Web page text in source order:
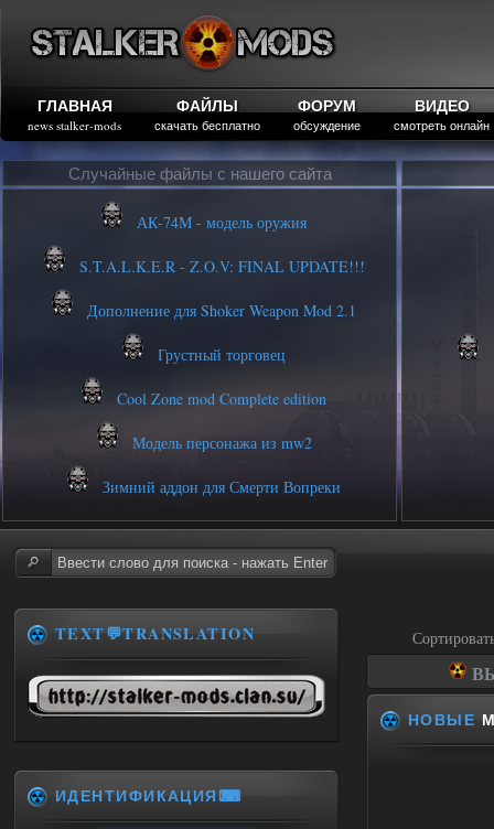
ГЛАВНАЯ
news stalker-mods
ФАЙЛЫ
скачать бесплатно
ФОРУМ
обсуждение
ВИДЕО
смотреть онлайн
Случайные файлы с нашего сайта
АК-74М - модель оружия
S.T.A.L.K.E.R - Z.O.V: FINAL UPDATE!!!
Дополнение для Shoker Weapon Mod 2.1
Грустный торговец
Cool Zone mod Complete edition
Модель персонажа из mw2
Зимний аддон для Смерти Вопреки
НОВЫЕ
TEXT💬TRANSLATION
ИДЕНТИФИКАЦИЯ⌨